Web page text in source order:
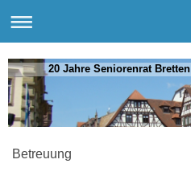
20 Jahre Seniorenrat Bretten
Betreuung